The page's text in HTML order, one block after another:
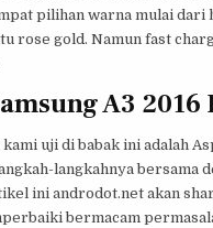
pilihan warna mulai dari
rose gold. Namun fast
A3
kami uji di babak ini adalah
langkahnya bersama
ini androdot.net akan
bermacam